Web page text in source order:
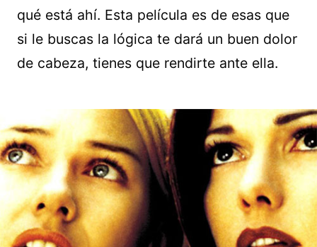
qué está ahí. Esta película es de esas que
si le buscas la lógica te dará un buen dolor
de cabeza, tienes que rendirte ante ella.